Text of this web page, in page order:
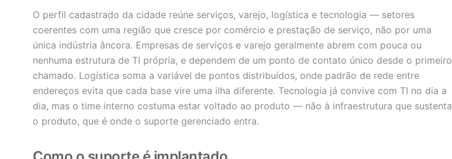
O perfil cadastrado da cidade reúne serviços, varejo, logística e tecnologia — setores
coerentes com uma região que cresce por comércio e prestação de serviço, não por uma
única indústria âncora. Empresas de serviços e varejo geralmente abrem com pouca ou
nenhuma estrutura de TI própria, e dependem de um ponto de contato único desde o primeiro
chamado. Logística soma a variável de pontos distribuídos, onde padrão de rede entre
endereços evita que cada base vire uma ilha diferente. Tecnologia já convive com TI no dia a
dia, mas o time interno costuma estar voltado ao produto — não à infraestrutura que sustenta
o produto, que é onde o suporte gerenciado entra.